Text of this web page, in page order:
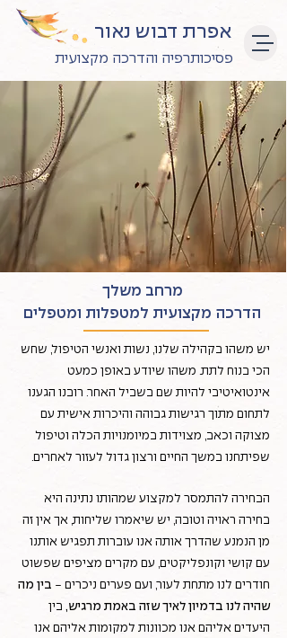
אפרת דבוש נאור
פסיכותרפיה והדרכה מקצועית
מרחב משלך
הדרכה מקצועית למטפלות ומטפלים
יש משהו בקהילה שלנו, נשות ואנשי הטיפול, שחש
הכי בנוח לתת. משהו שיודע באופן כמעט
אינטואיטיבי להיות שם בשביל האחר. רובנו הגענו
לתחום מתוך רגישות גבוהה והיכרות אישית עם
מצוקה וכאב, מצוידות במיומנויות הכלה וטיפול
שפיתחנו במשך החיים ורצון גדול לעזור לאחרים.
הבחירה להתמסר למקצוע שמהותו נתינה היא
בחירה ראויה וטובה, יש שיאמרו שליחות, אך אין זה
מן הנמנע שהדרך אותה אנו עוברות תפגיש אותנו
עם קושי וקונפליקטים, עם מקרים מציפים שפשוט
חודרים לנו מתחת לעור, ועם פערים ניכרים - בין מה
שהיה לנו בדמיון לאיך שזה באמת מרגיש, בין
היעדים אליהם אנו מכוונות למקומות אליהם אנו